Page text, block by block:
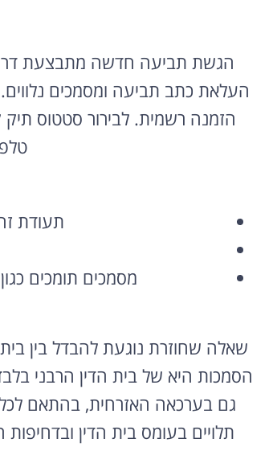
הגשת תביעה חדשה מתבצעת דרך
העלאת כתב תביעה ומסמכים
הזמנה רשמית. לבירור סטטוס תיק
תעודת
מסמכים תומכים
שאלה שחוזרת נוגעת להבדל בין
הסמכות היא של בית הדין הרבני
גם בערכאה האזרחית, בהתאם
תלויים בעומס בית הדין
השכרת
השוואת מחירים בין
לחצו פה!